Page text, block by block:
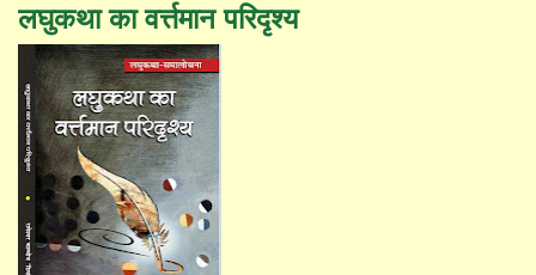
लघुकथा का वर्त्तमान परिदृश्य